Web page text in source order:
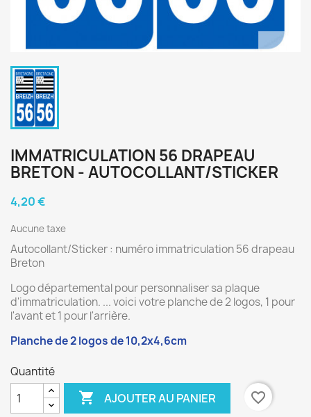
IMMATRICULATION 56 DRAPEAU
BRETON - AUTOCOLLANT/STICKER
4,20 €
Aucune taxe
Autocollant/Sticker : numéro immatriculation 56 drapeau
Breton
Logo départemental pour personnaliser sa plaque
d'immatriculation. ... voici votre planche de 2 logos, 1 pour
l'avant et 1 pour l'arrière.
Planche de 2 logos de 10,2x4,6cm
Quantité
 AJOUTER AU PANIER
favorite_border